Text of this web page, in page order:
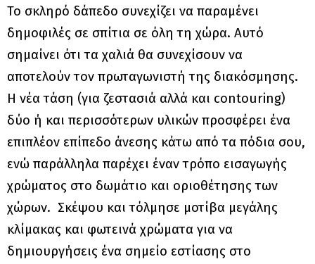
Το σκληρό δάπεδο συνεχίζει να παραμένει
δημοφιλές σε σπίτια σε όλη τη χώρα. Αυτό
σημαίνει ότι τα χαλιά θα συνεχίσουν να
αποτελούν τον πρωταγωνιστή της διακόσμησης.
Η νέα τάση (για ζεστασιά αλλά και contouring)
δύο ή και περισσότερων υλικών προσφέρει ένα
επιπλέον επίπεδο άνεσης κάτω από τα πόδια σου,
ενώ παράλληλα παρέχει έναν τρόπο εισαγωγής
χρώματος στο δωμάτιο και οριοθέτησης των
χώρων. Σκέψου και τόλμησε μοτίβα μεγάλης
κλίμακας και φωτεινά χρώματα για να
δημιουργήσεις ένα σημείο εστίασης στο